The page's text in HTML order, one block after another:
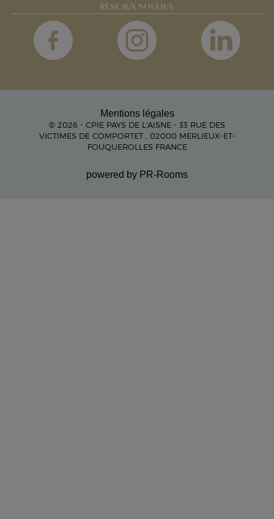
RÉSEAUX SOCIAUX
Mentions légales
© 2026 - CPIE PAYS DE L'AISNE - 33 RUE DES
VICTIMES DE COMPORTET , 02000 MERLIEUX-ET-
FOUQUEROLLES FRANCE
powered by PR-Rooms